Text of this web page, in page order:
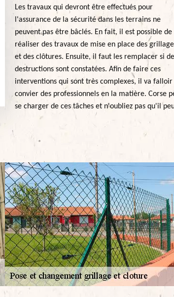
Les travaux qui devront être effectués pour
l'assurance de la sécurité dans les terrains ne
peuvent pas être bâclés. En fait, il est possible de
réaliser des travaux de mise en place des
et des clôtures. Ensuite, il faut les remplacer si
destructions sont constatées. Afin de faire ces
interventions qui sont très complexes, il va falloir
convier des professionnels en la matière. Corse
se charger de ces tâches et n'oubliez pas qu'il